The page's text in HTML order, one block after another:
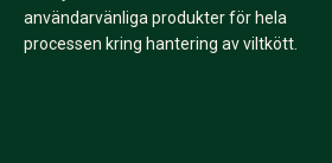
användarvänliga produkter för hela
processen kring hantering av viltkött.